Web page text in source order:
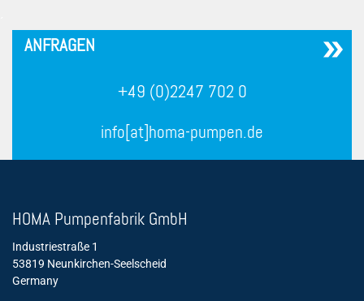
ANFRAGEN
+49 (0)2247 702 0
info[at]homa-pumpen.de
HOMA Pumpenfabrik GmbH
Industriestraße 1
53819 Neunkirchen-Seelscheid
Germany